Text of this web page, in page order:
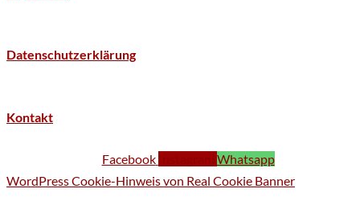
Datenschutzerklärung
Kontakt
Facebook
Whatsapp
WordPress Cookie-Hinweis von Real Cookie Banner